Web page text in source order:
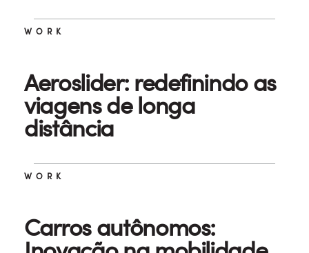
WORK
Aeroslider: redefinindo as
viagens de longa
distância
WORK
Carros autônomos: